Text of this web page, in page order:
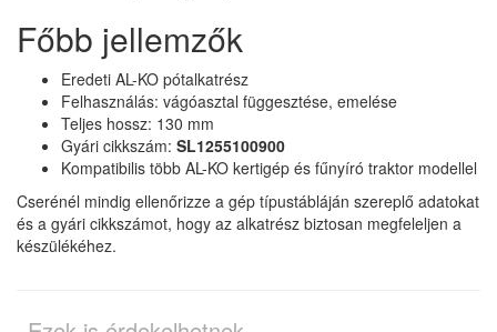
Főbb jellemzők
Eredeti AL-KO pótalkatrész
Felhasználás: vágóasztal függesztése, emelése
Teljes hossz: 130 mm
Gyári cikkszám: SL1255100900
Kompatibilis több AL-KO kertigép és fűnyíró traktor modellel
Cserénél mindig ellenőrizze a gép típustábláján szereplő adatokat
és a gyári cikkszámot, hogy az alkatrész biztosan megfeleljen a
készülékéhez.